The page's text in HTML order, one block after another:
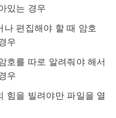
있는 경우
나 편집해야 할 때 암호
우
호를 따로 알려줘야 해서
우
힘을 빌려야만 파일을 열